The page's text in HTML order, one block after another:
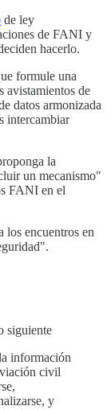
de ley
de FANI y
hacerlo.
formule una
avistamientos de
datos armonizada
intercambiar
la
un mecanismo"
FANI en el
los encuentros en
siguiente
información
civil
y